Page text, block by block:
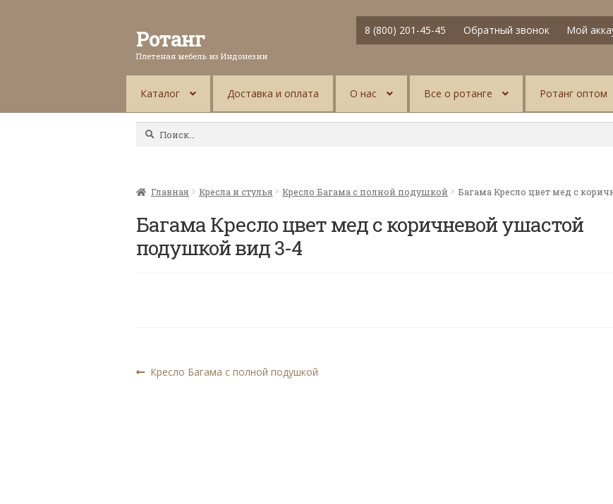
Ротанг
Плетеная мебель из Индонезии
8 (800) 201-45-45 Обратный звонок Мой
Каталог Доставка и оплата О нас Все о ротанге Ротанг оптом
Найти:
Главная Кресла и стулья Кресло Багама с полной подушкой Багама Кресло цвет мед с
Багама Кресло цвет мед с коричневой ушастой
подушкой вид 3-4
Навигация
Предыдущая
Кресло Багама с полной подушкой